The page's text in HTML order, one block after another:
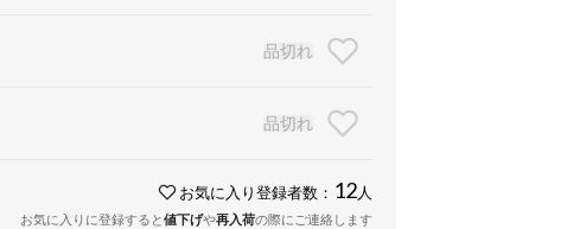
品切れ
品切れ
お気に入り登録者数： 12 人
お気に入りに登録すると値下げや再入荷の際にご連絡します